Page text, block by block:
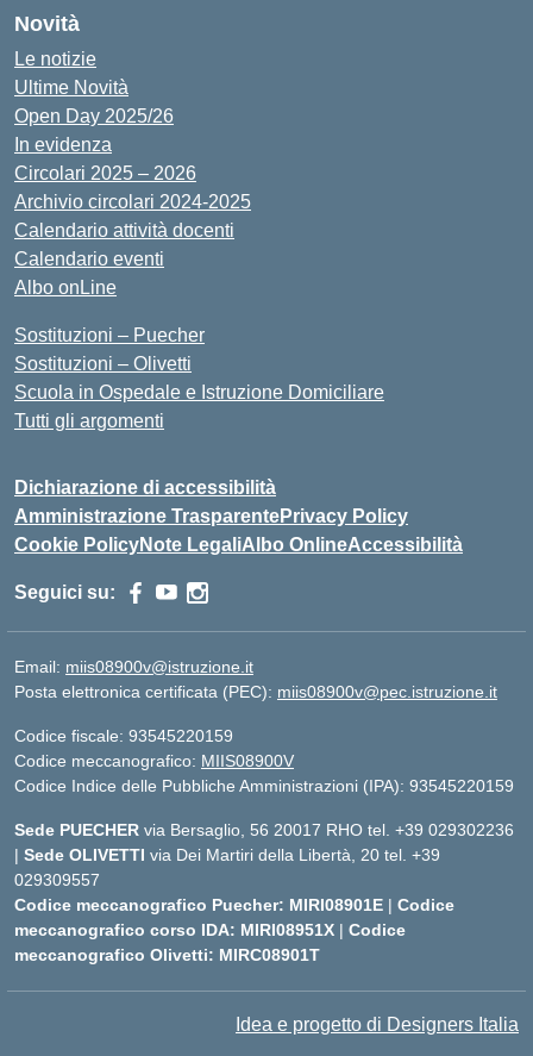
Novità
Le notizie
Ultime Novità
Open Day 2025/26
In evidenza
Circolari 2025 – 2026
Archivio circolari 2024-2025
Calendario attività docenti
Calendario eventi
Albo onLine
Sostituzioni – Puecher
Sostituzioni – Olivetti
Scuola in Ospedale e Istruzione Domiciliare
Tutti gli argomenti
Dichiarazione di accessibilità
Amministrazione TrasparentePrivacy Policy
Cookie PolicyNote LegaliAlbo OnlineAccessibilità
Seguici su:
Email: miis08900v@istruzione.it
Posta elettronica certificata (PEC): miis08900v@pec.istruzione.it
Codice fiscale: 93545220159
Codice meccanografico: MIIS08900V
Codice Indice delle Pubbliche Amministrazioni (IPA): 93545220159
Sede PUECHER via Bersaglio, 56 20017 RHO tel. +39 029302236
| Sede OLIVETTI via Dei Martiri della Libertà, 20 tel. +39
029309557
Codice meccanografico Puecher: MIRI08901E | Codice
meccanografico corso IDA: MIRI08951X | Codice
meccanografico Olivetti: MIRC08901T
Idea e progetto di Designers Italia